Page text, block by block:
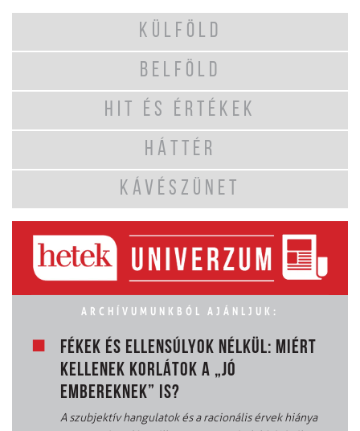
KÜLFÖLD
BELFÖLD
HIT ÉS ÉRTÉKEK
HÁTTÉR
KÁVÉSZÜNET
ARCHÍVUMUNKBÓL AJÁNLJUK:
FÉKEK ÉS ELLENSÚLYOK NÉLKÜL: MIÉRT
KELLENEK KORLÁTOK A „JÓ
EMBEREKNEK” IS?
A szubjektív hangulatok és a racionális érvek hiánya